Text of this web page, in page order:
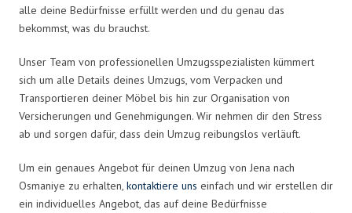
alle deine Bedürfnisse erfüllt werden und du genau das
bekommst, was du brauchst.
Unser Team von professionellen Umzugsspezialisten kümmert
sich um alle Details deines Umzugs, vom Verpacken und
Transportieren deiner Möbel bis hin zur Organisation von
Versicherungen und Genehmigungen. Wir nehmen dir den Stress
ab und sorgen dafür, dass dein Umzug reibungslos verläuft.
Um ein genaues Angebot für deinen Umzug von Jena nach
Osmaniye zu erhalten, kontaktiere uns einfach und wir erstellen dir
ein individuelles Angebot, das auf deine Bedürfnisse